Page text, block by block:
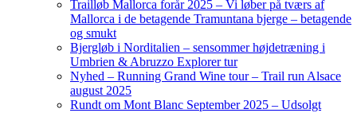
Trailløb Mallorca forår 2025 – Vi løber på tværs af
Mallorca i de betagende Tramuntana bjerge – betagende
og smukt
Bjergløb i Norditalien – sensommer højdetræning i
Umbrien & Abruzzo Explorer tur
Nyhed – Running Grand Wine tour – Trail run Alsace
august 2025
Rundt om Mont Blanc September 2025 – Udsolgt